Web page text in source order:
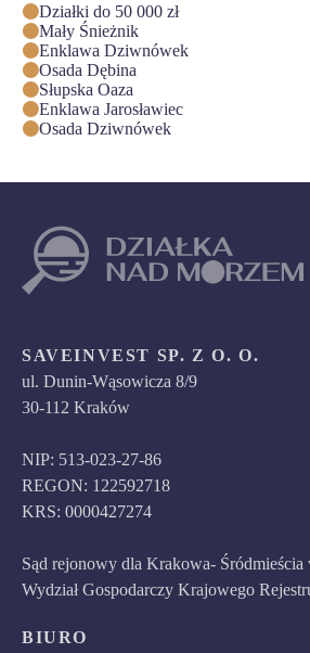
Działki do 50 000 zł
Mały Śnieżnik
Enklawa Dziwnówek
Osada Dębina
Słupska Oaza
Enklawa Jarosławiec
Osada Dziwnówek
SAVEINVEST SP. Z O. O.
ul. Dunin-Wąsowicza 8/9
30-112 Kraków
NIP: 513-023-27-86
REGON: 122592718
KRS: 0000427274
Sąd rejonowy dla Krakowa-
Wydział Gospodarczy Krajowego
BIURO